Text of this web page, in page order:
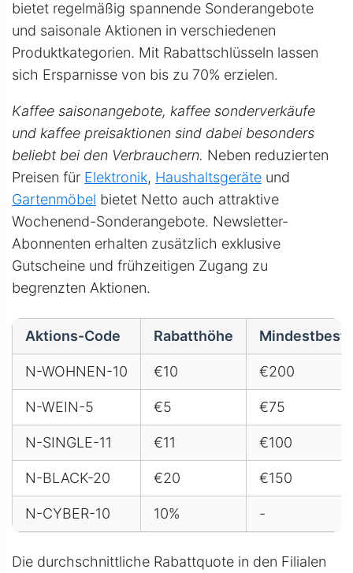
bietet regelmäßig spannende Sonderangebote
und saisonale Aktionen in verschiedenen
Produktkategorien. Mit Rabattschlüsseln lassen
sich Ersparnisse von bis zu 70% erzielen.
Kaffee saisonangebote, kaffee sonderverkäufe
und kaffee preisaktionen sind dabei besonders
beliebt bei den Verbrauchern. Neben reduzierten
Preisen für Elektronik, Haushaltsgeräte und
Gartenmöbel bietet Netto auch attraktive
Wochenend-Sonderangebote. Newsletter-
Abonnenten erhalten zusätzlich exklusive
Gutscheine und frühzeitigen Zugang zu
begrenzten Aktionen.
Aktions-Code Rabatthöhe
N-WOHNEN-10 €10 €200
N-WEIN-5 €5 €75
N-SINGLE-11 €11 €100
N-BLACK-20 €20 €150
N-CYBER-10 10% -
Die durchschnittliche Rabattquote in den Filialen